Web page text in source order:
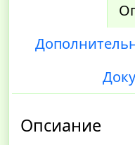
Опсиание